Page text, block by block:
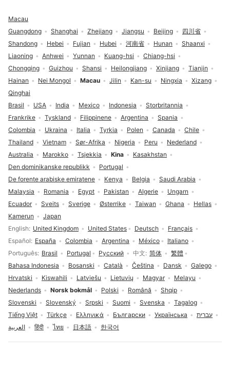
Språkvalg
English United Kingdom United States Deutsch
Français
Español
España Colombia Argentina México
Italiano
Português Brasil Portugal Русский 中文 简体
繁體
Bahasa Indonesia
Bosanski Català Čeština Dansk
Galego
Hrvatski
Kiswahili Latviešu Lietuvių Magyar
Melayu
Nederlands
Norsk bokmål Polski Română
Shqip
Slovenski
Slovenský Srpski Suomi Svenska
Tagalog
Tiếng Việt
Türkçe Ελληνικά Български Українська
עברית
العربية
हिंदी ไทย 日本語 한국어
Brasil USA India Mexico Indonesia
Storbritannia
Frankrike
Tyskland Filippinene Argentina
Spania
Colombia
Ukraina Italia Tyrkia Polen Canada
Chile
Thailand
Vietnam Sør-Afrika Nigeria Peru
Nederland
Australia
Marokko Tsjekkia Kina
Kasakhstan
Den dominikanske republikk
Portugal
De forente arabiske emiratene
Kenya Belgia
Saudi Arabia
Malaysia
Romania Egypt Pakistan Algerie
Ungarn
Ecuador
Sveits Sverige Østerrike Taiwan Ghana
Hellas
Kamerun
Japan
Guangdong Shanghai Zhejiang Jiangsu Beijing
四川省
Shandong
Hebei Fujian Hubei 河南省 Hunan
Shaanxi
Liaoning
Anhwei Yunnan Kuang-hsi
Chiang-hsi
Chongqing
Guizhou Shansi Heilongjiang Xinjiang
Tianjin
Hainan
Nei Mongol Macau Jilin Kan-su Ningxia
Xizang
Qinghai
Macau